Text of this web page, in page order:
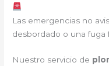
Las emergencias no
desbordado o una fuga
Nuestro servicio de